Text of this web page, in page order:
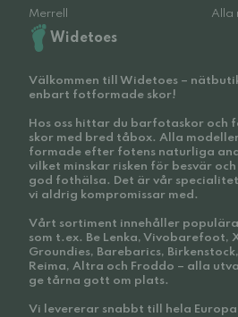
Merrell
Alla
Widetoes
Välkommen till Widetoes –
enbart fotformade skor!
Hos oss hittar du barfotaskor och
skor med bred tåbox. Alla
formade efter fotens naturliga
vilket minskar risken för besvär
god fothälsa. Det är vår
vi aldrig kompromissar med.
Vårt sortiment innehåller
som t.ex. Be Lenka, Vivobarefoot,
Groundies, Barebarics,
Reima, Altra och Froddo – alla
ge tårna gott om plats.
Vi levererar snabbt till hela